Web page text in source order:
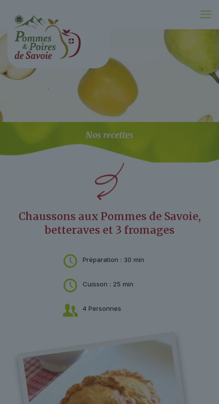
Nos recettes
Chaussons aux Pommes de Savoie,
betteraves et 3 fromages
Préparation : 30 min
Cuisson : 25 min
4 Personnes